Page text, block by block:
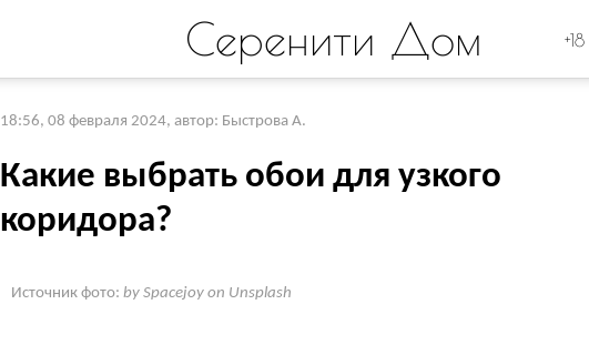
Серенити Дом +18
18:56, 08 февраля 2024, автор: Быстрова А.
Какие выбрать обои для узкого
коридора?
Источник фото: by Spacejoy on Unsplash